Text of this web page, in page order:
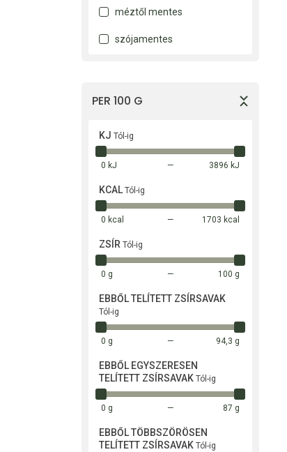
méztől mentes
szójamentes
PER 100 G
KJ Tól-ig
0 kJ 3896 kJ
KCALTól-ig
0 kcal 1703 kcal
ZSÍR Tól-ig
0 g 100 g
EBBŐL TELÍTETT ZSÍRSAVAK
Tól-ig
0 g 94,3 g
EBBŐL EGYSZERESEN
TELÍTETT ZSÍRSAVAK Tól-ig
0 g 87 g
EBBŐL TÖBBSZÖRÖSEN
TELÍTETT ZSÍRSAVAK Tól-ig